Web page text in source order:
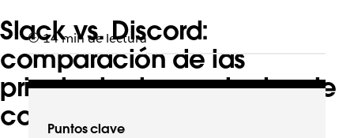
Slack vs. Discord:
comparación de las
principales herramientas de
colaboración
14 min de lectura
Puntos clave